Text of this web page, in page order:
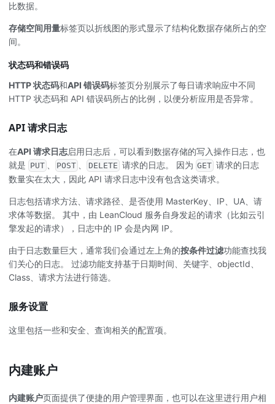
比数据。
存储空间用量标签页以折线图的形式显示了结构化数据存储所占的空
间。
状态码和错误码
HTTP 状态码和API 错误码标签页分别展示了每日请求响应中不同
HTTP 状态码和 API 错误码所占的比例，以便分析应用是否异常。
API 请求日志
在API 请求日志启用日志后，可以看到数据存储的写入操作日志，也
就是 PUT POST DELETE 请求的日志。 因为 GET 请求的日志
数量实在太大，因此 API 请求日志中没有包含这类请求。
日志包括请求方法、请求路径、是否使用 MasterKey、IP、UA、请
求体等数据。 其中，由 LeanCloud 服务自身发起的请求（比如云引
擎发起的请求），日志中的 IP 会是内网 IP。
由于日志数量巨大，通常我们会通过左上角的按条件过滤功能查找我
们关心的日志。 过滤功能支持基于日期时间、关键字、objectId、
Class、请求方法进行筛选。
服务设置
这里包括一些和安全、查询相关的配置项。
内建账户
内建账户页面提供了便捷的用户管理界面，也可以在这里进行用户相